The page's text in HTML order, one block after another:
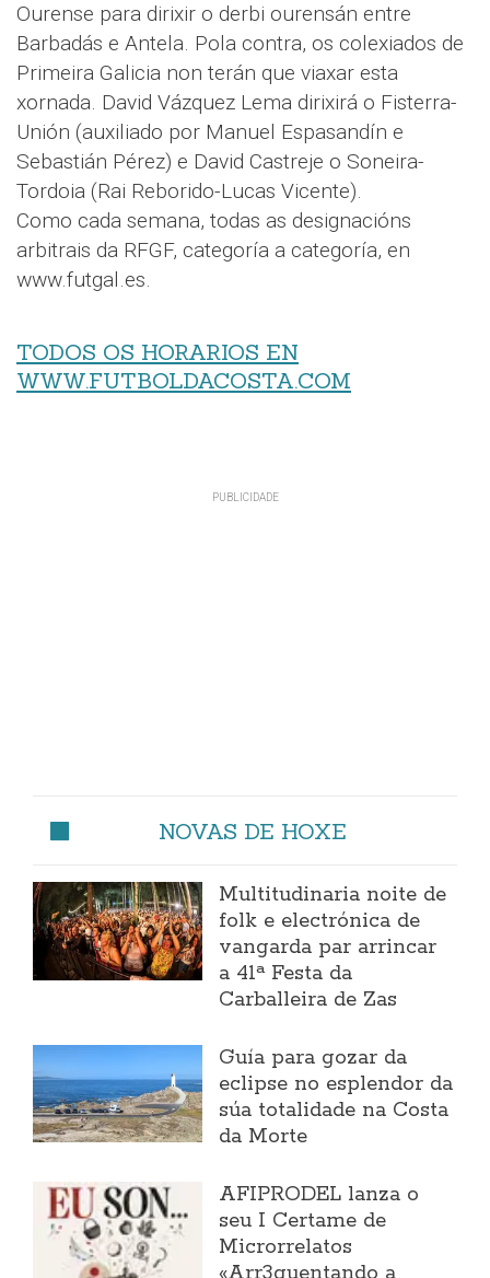
Ourense para dirixir o derbi ourensán entre
Barbadás e Antela. Pola contra, os colexiados de
Primeira Galicia non terán que viaxar esta
xornada. David Vázquez Lema dirixirá o Fisterra-
Unión (auxiliado por Manuel Espasandín e
Sebastián Pérez) e David Castreje o Soneira-
Tordoia (Rai Reborido-Lucas Vicente).
Como cada semana, todas as designacións
arbitrais da RFGF, categoría a categoría, en
www.futgal.es.
TODOS OS HORARIOS EN
WWW.FUTBOLDACOSTA.COM
NOVAS DE HOXE
Multitudinaria noite de
folk e electrónica de
vangarda par arrincar
a 41ª Festa da
Carballeira de Zas
Guía para gozar da
eclipse no esplendor da
súa totalidade na Costa
da Morte
AFIPRODEL lanza o
seu I Certame de
Microrrelatos